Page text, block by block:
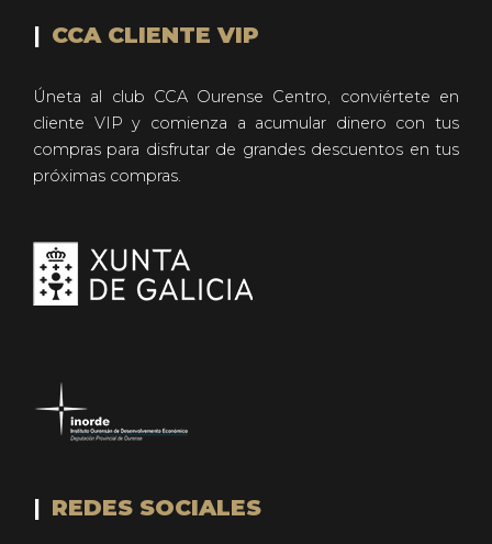
CCA CLIENTE VIP
Úneta al club CCA Ourense Centro, conviértete en
cliente VIP y comienza a acumular dinero con tus
compras para disfrutar de grandes descuentos en tus
próximas compras.
REDES SOCIALES